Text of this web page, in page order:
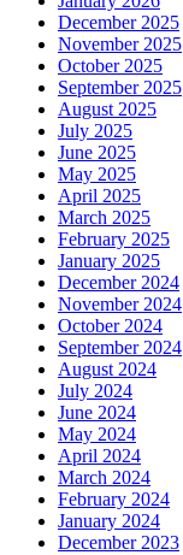
December 2025
November 2025
October 2025
September 2025
August 2025
July 2025
June 2025
May 2025
April 2025
March 2025
February 2025
January 2025
December 2024
November 2024
October 2024
September 2024
August 2024
July 2024
June 2024
May 2024
April 2024
March 2024
February 2024
January 2024
December 2023